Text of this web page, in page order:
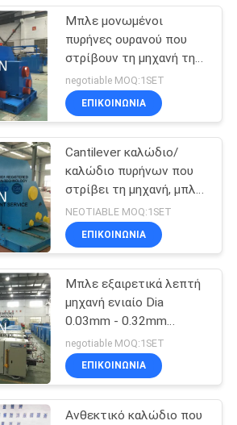
χαλκού
τη
συστροφή
μηχανή
Μπλε μονωμένοι
πυρήνες ουρανού που
στρίβουν τη μηχανή της
υψηλής σταθερής
περιστροφής 800Rpm
negotiable MOQ:1SET
ΕΠΙΚΟΙΝΩΝΊΑ
Cantilever καλώδιο/
καλώδιο πυρήνων που
στρίβει τη μηχανή, μπλε
καλώδιο ουρανού που
βάζει τα μηχανήματα
NEOTIABLE MOQ:1SET
ΕΠΙΚΟΙΝΩΝΊΑ
Μπλε εξαιρετικά λεπτή
μηχανή ενιαίο Dia
0.03mm - 0.32mm
πλεξίματος καλωδίων
καλωδίων ουρανού
negotiable MOQ:1SET
ΕΠΙΚΟΙΝΩΝΊΑ
Ανθεκτικό καλώδιο που